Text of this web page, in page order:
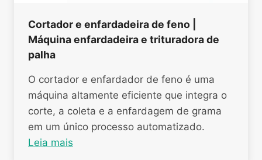
Cortador e enfardadeira de feno |
Máquina enfardadeira e trituradora de
palha
O cortador e enfardador de feno é uma
máquina altamente eficiente que integra o
corte, a coleta e a enfardagem de grama
em um único processo automatizado.
Leia mais